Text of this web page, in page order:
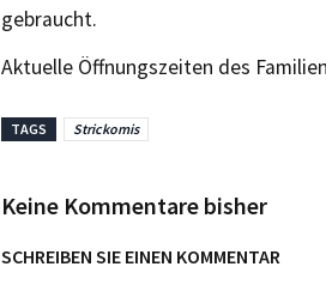
gebraucht.
Aktuelle Öffnungszeiten des
TAGS Strickomis
Keine Kommentare bisher
SCHREIBEN SIE EINEN KOMMENTAR